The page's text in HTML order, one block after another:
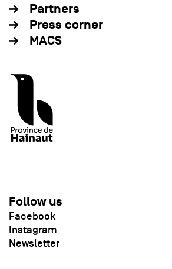
Partners
Press corner
MACS
Follow us
Facebook
Instagram
Newsletter